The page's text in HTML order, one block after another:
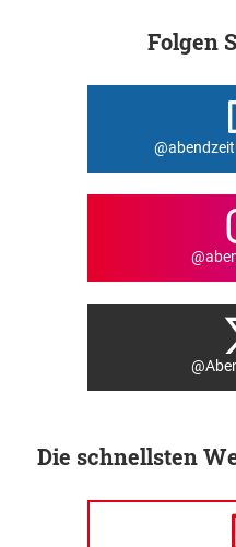
Folgen
Die schnellsten